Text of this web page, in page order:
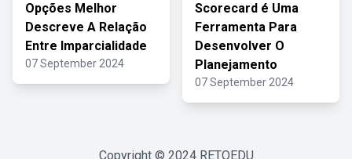
Opções Melhor
Descreve A Relação
Entre Imparcialidade
07 September 2024
Scorecard é Uma
Ferramenta Para
Desenvolver O
Planejamento
07 September 2024
Copyright © 2024 RETOEDU